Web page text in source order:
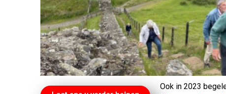
Ook in 2023